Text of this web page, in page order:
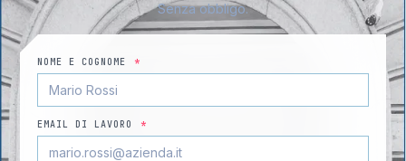
Senza obbligo.
NOME E COGNOME *
EMAIL DI LAVORO *